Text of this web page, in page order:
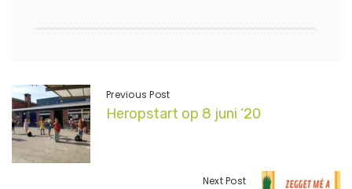
Previous Post
Heropstart op 8 juni ’20
Next Post